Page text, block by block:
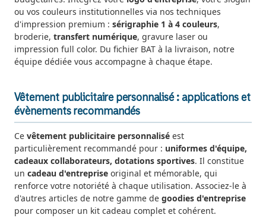
ou vos couleurs institutionnelles via nos techniques
d'impression premium : sérigraphie 1 à 4 couleurs,
broderie, transfert numérique, gravure laser ou
impression full color. Du fichier BAT à la livraison, notre
équipe dédiée vous accompagne à chaque étape.
Vêtement publicitaire personnalisé : applications et
évènements recommandés
Ce vêtement publicitaire personnalisé est
particulièrement recommandé pour : uniformes d'équipe,
cadeaux collaborateurs, dotations sportives. Il constitue
un cadeau d'entreprise original et mémorable, qui
renforce votre notoriété à chaque utilisation. Associez-le à
d'autres articles de notre gamme de goodies d'entreprise
pour composer un kit cadeau complet et cohérent.